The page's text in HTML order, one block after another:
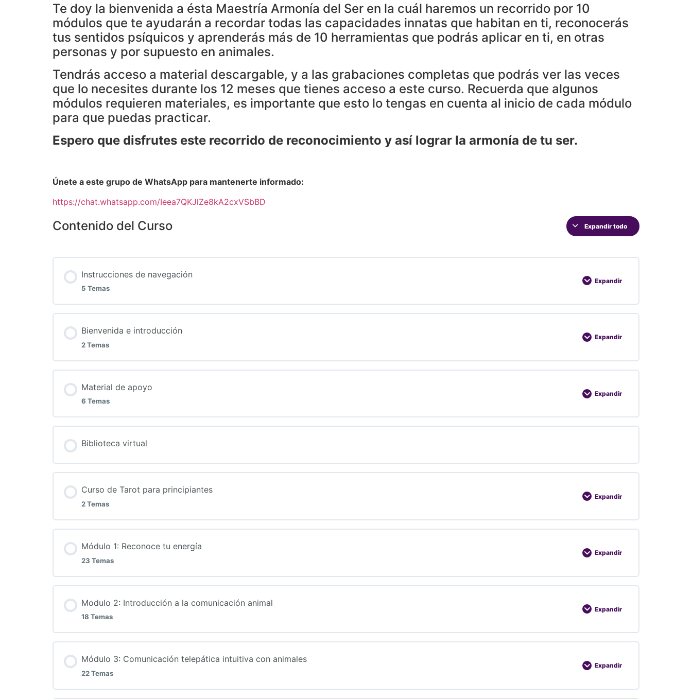
Te doy la bienvenida a ésta Maestría Armonía del Ser en la cuál haremos un recorrido por 10
módulos que te ayudarán a recordar todas las capacidades innatas que habitan en ti, reconocerás
tus sentidos psíquicos y aprenderás más de 10 herramientas que podrás aplicar en ti, en otras
personas y por supuesto en animales.
Tendrás acceso a material descargable, y a las grabaciones completas que podrás ver las veces
que lo necesites durante los 12 meses que tienes acceso a este curso. Recuerda que algunos
módulos requieren materiales, es importante que esto lo tengas en cuenta al inicio de cada módulo
para que puedas practicar.
Espero que disfrutes este recorrido de reconocimiento y así lograr la armonía de tu ser.
Únete a este grupo de WhatsApp para mantenerte informado:
https://chat.whatsapp.com/Ieea7QKJlZe8kA2cxVSbBD
Contenido del Curso Expandir todo
Instrucciones de navegación
5 Temas
Expandir
Bienvenida e introducción
2 Temas
Expandir
Material de apoyo
6 Temas
Expandir
Biblioteca virtual
Curso de Tarot para principiantes
2 Temas
Expandir
Módulo 1: Reconoce tu energía
23 Temas
Expandir
Modulo 2: Introducción a la comunicación animal
18 Temas
Expandir
Módulo 3: Comunicación telepática intuitiva con animales
22 Temas
Expandir